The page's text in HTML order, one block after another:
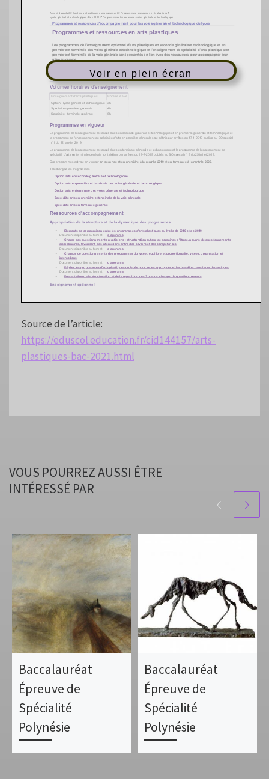
Voir en plein écran
Source de l’article:
https://eduscol.education.fr/cid144157/arts-
plastiques-bac-2021.html
VOUS POURREZ AUSSI ÊTRE
INTÉRESSÉ PAR
Baccalauréat
Épreuve de
Spécialité
Polynésie
Baccalauréat
Épreuve de
Spécialité
Polynésie